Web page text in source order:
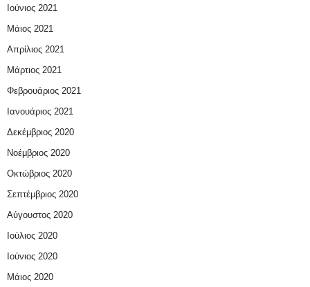
Ιούνιος 2021
Μάιος 2021
Απρίλιος 2021
Μάρτιος 2021
Φεβρουάριος 2021
Ιανουάριος 2021
Δεκέμβριος 2020
Νοέμβριος 2020
Οκτώβριος 2020
Σεπτέμβριος 2020
Αύγουστος 2020
Ιούλιος 2020
Ιούνιος 2020
Μάιος 2020